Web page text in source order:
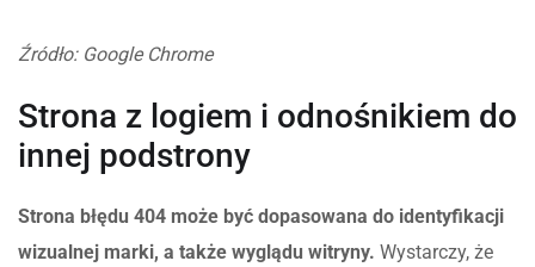
Źródło: Google Chrome
Strona z logiem i odnośnikiem do
innej podstrony
Strona błędu 404 może być dopasowana do identyfikacji
wizualnej marki, a także wyglądu witryny. Wystarczy, że